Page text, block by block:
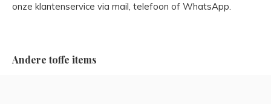
onze klantenservice via mail, telefoon of WhatsApp.
Andere toffe items